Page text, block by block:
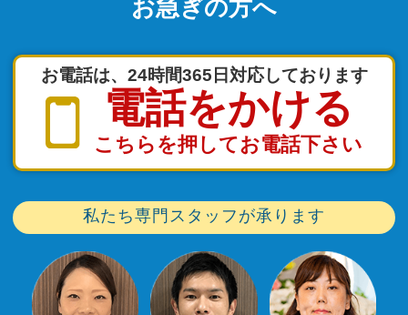
お急ぎの方へ
お電話は、24時間365日対応しております
電話をかける
こちらを押してお電話下さい
私たち専門スタッフが承ります